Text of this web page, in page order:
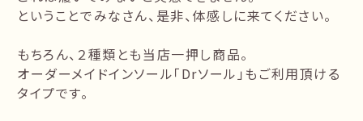
ということでみなさん、是非、体感しに来てください。
もちろん、２種類とも当店一押し商品。
オーダーメイドインソール「Drソール」もご利用頂ける
タイプです。